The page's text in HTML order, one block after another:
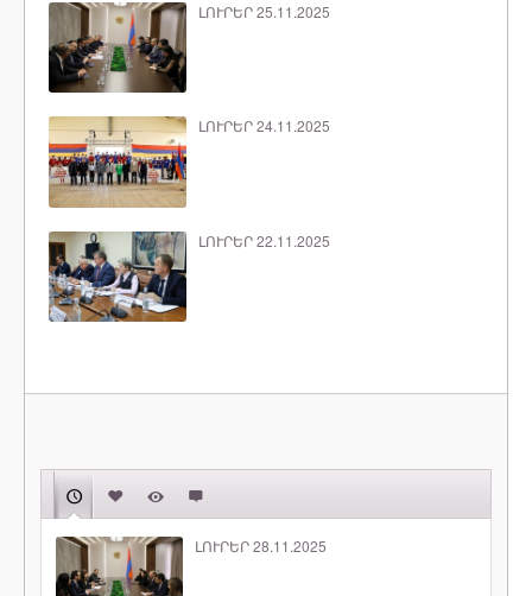
ԼՈՒՐԵՐ 25.11.2025
ԼՈՒՐԵՐ 24.11.2025
ԼՈՒՐԵՐ 22.11.2025
ԼՈՒՐԵՐ 28.11.2025